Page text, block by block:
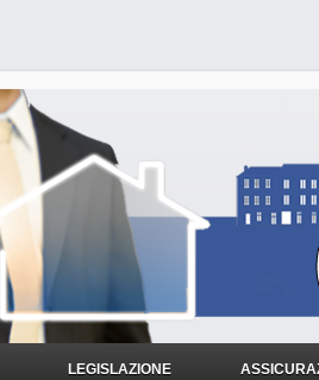
LEGISLAZIONE